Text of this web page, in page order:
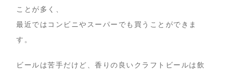
ことが多く、
最近ではコンビニやスーパーでも買うことができま
す。
ビールは苦手だけど、香りの良いクラフトビールは飲